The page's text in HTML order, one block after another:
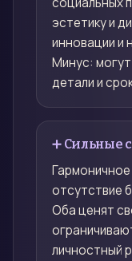
эстетику и
инновации и
Минус: могут
детали и
➕ Сильные
отсутствие
Оба ценят
личностный